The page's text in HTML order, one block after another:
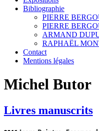
Bibliographie
PIERRE
PIERRE
ARMAND
RAPHAËL
Contact
Mentions légales
Michel Butor
Livres manuscrits